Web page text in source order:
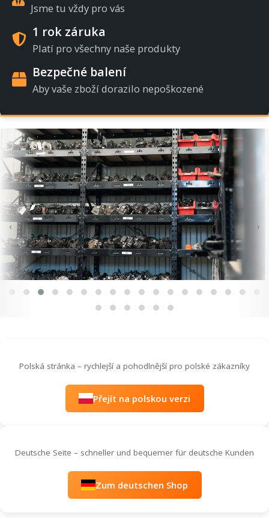
Jsme tu vždy pro vás
1 rok záruka
Platí pro všechny naše produkty
Bezpečné balení
Aby vaše zboží dorazilo nepoškozené
‹ ›
Polská stránka – rychlejší a pohodlnější pro polské zákazníky
Přejít na polskou verzi
Deutsche Seite – schneller und bequemer für deutsche Kunden
Zum deutschen Shop